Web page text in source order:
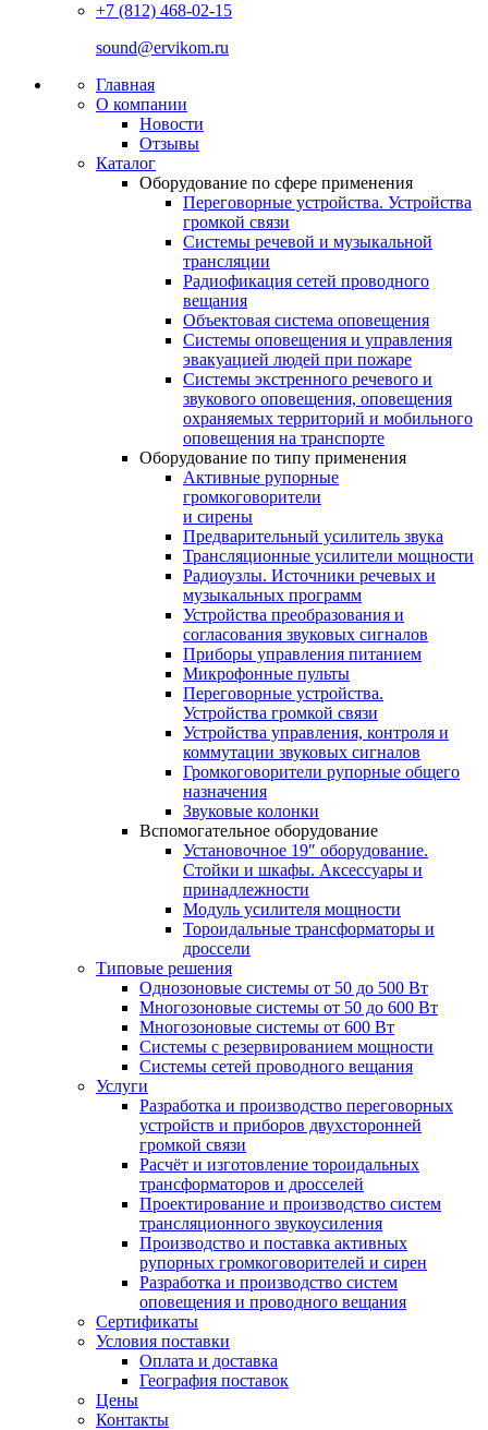
+7 (812) 468-02-15
sound@ervikom.ru
Главная
О компании
Новости
Отзывы
Каталог
Оборудование по сфере применения
Переговорные устройства. Устройства
громкой связи
Системы речевой и музыкальной
трансляции
Радиофикация сетей проводного
вещания
Объектовая система оповещения
Системы оповещения и управления
эвакуацией людей при пожаре
Системы экстренного речевого и
звукового оповещения, оповещения
охраняемых территорий и мобильного
оповещения на транспорте
Оборудование по типу применения
Активные рупорные
громкоговорители
и сирены
Предварительный усилитель звука
Трансляционные усилители мощности
Радиоузлы. Источники речевых и
музыкальных программ
Устройства преобразования и
согласования звуковых сигналов
Приборы управления питанием
Микрофонные пульты
Переговорные устройства.
Устройства громкой связи
Устройства управления, контроля и
коммутации звуковых сигналов
Громкоговорители рупорные общего
назначения
Звуковые колонки
Вспомогательное оборудование
Установочное 19″ оборудование.
Стойки и шкафы. Аксессуары и
принадлежности
Модуль усилителя мощности
Тороидальные трансформаторы и
дроссели
Типовые решения
Однозоновые системы от 50 до 500 Вт
Многозоновые системы от 50 до 600 Вт
Многозоновые системы от 600 Вт
Системы с резервированием мощности
Системы сетей проводного вещания
Услуги
Разработка и производство переговорных
устройств и приборов двухсторонней
громкой связи
Расчёт и изготовление тороидальных
трансформаторов и дросселей
Проектирование и производство систем
трансляционного звукоусиления
Производство и поставка активных
рупорных громкоговорителей и сирен
Разработка и производство систем
оповещения и проводного вещания
Сертификаты
Условия поставки
Оплата и доставка
География поставок
Цены
Контакты